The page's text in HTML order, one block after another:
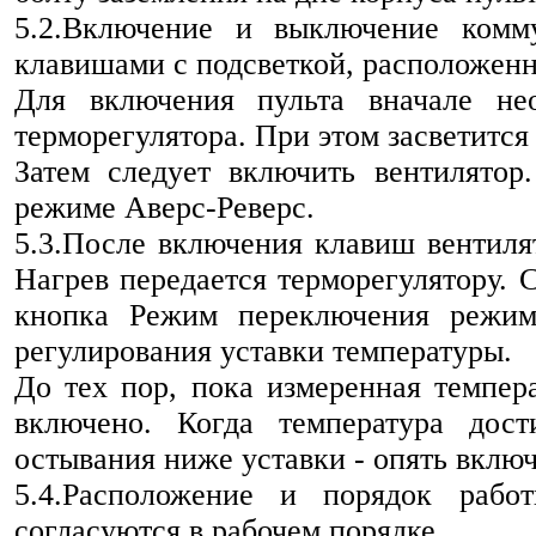
5.2.Включение и выключение
клавишами с подсветкой,
Для включения пульта вначале
терморегулятора. При этом
Затем следует включить
режиме Аверс-Реверс.
5.3.После включения клавиш
Нагрев передается терморегулятору.
кнопка Режим переключения
регулирования уставки температуры.
До тех пор, пока измеренная
включено. Когда температура
остывания ниже уставки - опять
5.4.Расположение и порядок